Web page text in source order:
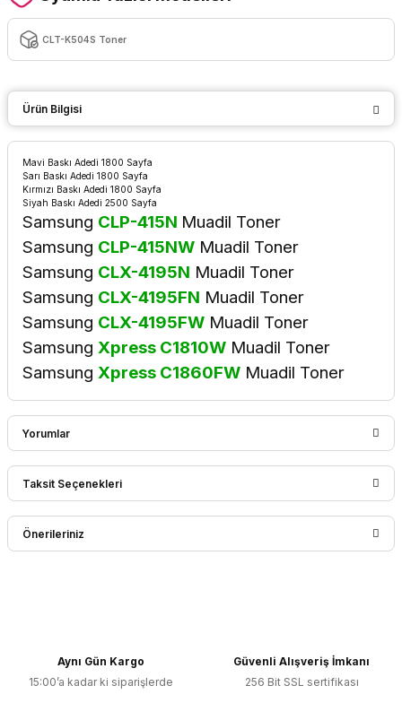
CLT-K504S Toner
Ürün Bilgisi
Mavi Baskı Adedi 1800 Sayfa
Sarı Baskı Adedi 1800 Sayfa
Kırmızı Baskı Adedi 1800 Sayfa
Siyah Baskı Adedi 2500 Sayfa
Samsung CLP-415N Muadil Toner
Samsung CLP-415NW Muadil Toner
Samsung CLX-4195N Muadil Toner
Samsung CLX-4195FN Muadil Toner
Samsung CLX-4195FW Muadil Toner
Samsung Xpress C1810W Muadil Toner
Samsung Xpress C1860FW Muadil Toner
Yorumlar
Bu ürüne ilk yorumu siz yapın!
Taksit Seçenekleri
Önerileriniz
Ürün resmi kalitesiz, bozuk veya görüntülenemiyor.
Aynı Gün Kargo
15:00’a kadar ki siparişlerde
Güvenli Alışveriş İmkanı
256 Bit SSL sertifikası